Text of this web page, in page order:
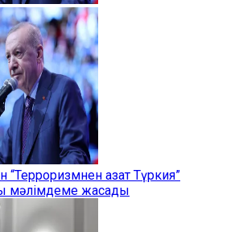
“Терроризмнен азат Түркия”
мәлімдеме жасады